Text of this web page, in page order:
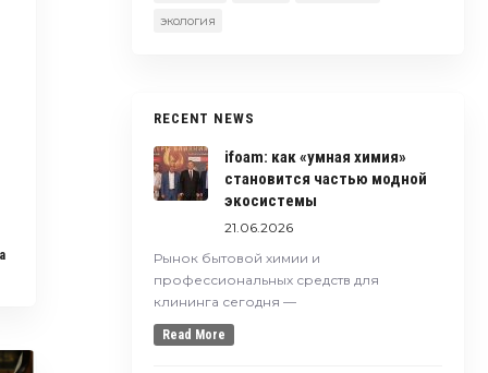
экология
RECENT NEWS
ifoam: как «умная химия»
становится частью модной
экосистемы
21.06.2026
Рынок бытовой химии и
профессиональных средств для
клининга сегодня —
Read More